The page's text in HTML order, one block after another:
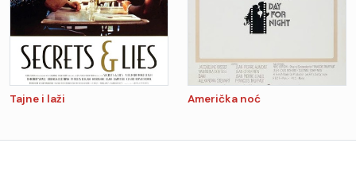
Tajne i laži Američka noć